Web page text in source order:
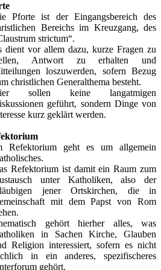
Pforte ist der Eingangsbereich des
Bereichs im Kreuzgang, des
strictum“.
dient vor allem dazu, kurze Fragen zu
Antwort zu erhalten und
loszuwerden, sofern Bezug
christlichen Generalthema besteht.
sollen keine langatmigen
geführt, sondern Dinge von
kurz geklärt werden.
Refektorium geht es um allgemein
Refektorium ist damit ein Raum zum
unter Katholiken, also der
jener Ortskirchen, die in
mit dem Papst von Rom
gehört hierher alles, was
in Sachen Kirche, Glauben
Religion interessiert, sofern es nicht
in ein anderes, spezifischeres
gehört.